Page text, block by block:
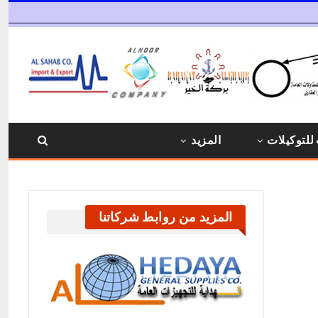
المزيد
المزيد من روابط شركاتنا